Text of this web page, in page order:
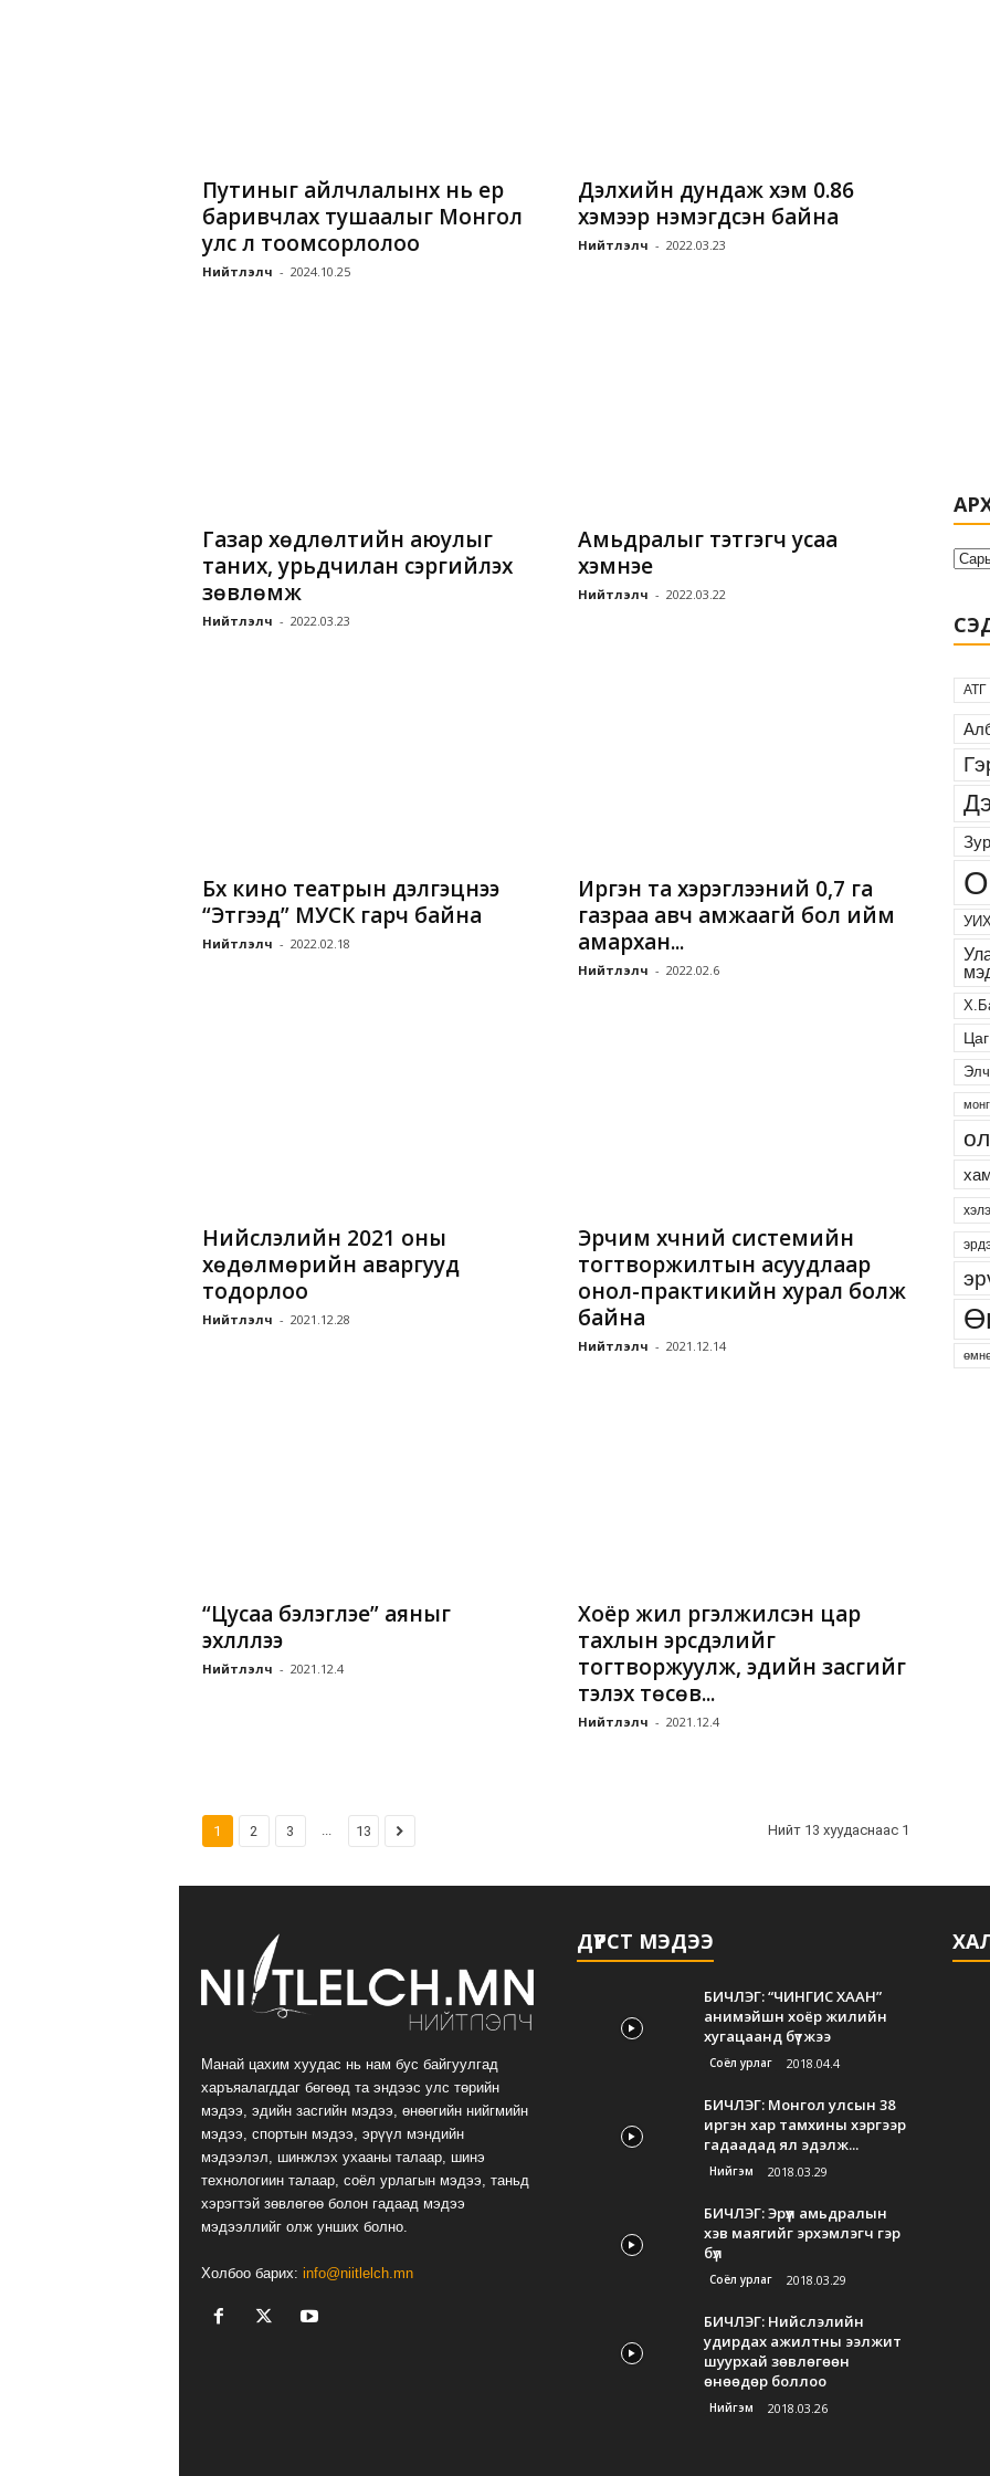
Путиныг айлчлалынх нь үер
баривчлах тушаалыг Монгол
улс үл тоомсорлолоо
Нийтлэлч - 2024.10.25
Дэлхийн дундаж хэм 0.86
хэмээр нэмэгдсэн байна
Нийтлэлч - 2022.03.23
Газар хөдлөлтийн аюулыг
таних, урьдчилан сэргийлэх
зөвлөмж
Нийтлэлч - 2022.03.23
Амьдралыг тэтгэгч усаа
хэмнэе
Нийтлэлч - 2022.03.22
Бүх кино театрын дэлгэцнээ
“Этгээд” МУСК гарч байна
Нийтлэлч - 2022.02.18
Иргэн та хэрэглээний 0,7 га
газраа авч амжаагүй бол ийм
амархан...
Нийтлэлч - 2022.02.6
Нийслэлийн 2021 оны
хөдөлмөрийн аваргууд
тодорлоо
Нийтлэлч - 2021.12.28
Эрчим хүчний системийн
тогтворжилтын асуудлаар
онол-практикийн хурал болж
байна
Нийтлэлч - 2021.12.14
“Цусаа бэлэглэе” аяныг
эхлүүллээ
Нийтлэлч - 2021.12.4
Хоёр жил үргэлжилсэн цар
тахлын эрсдэлийг
тогтворжуулж, эдийн засгийг
тэлэх төсөв...
Нийтлэлч - 2021.12.4
1 2 3 ... 13 Нийт 13 хуудаснаас 1
АТГ
Манай цахим хуудас нь нам бус байгуулгад
харъяалагддаг бөгөөд та эндээс улс төрийн
мэдээ, эдийн засгийн мэдээ, өнөөгийн нийгмийн
мэдээ, спортын мэдээ, эрүүл мэндийн
мэдээлэл, шинжлэх ухааны талаар, шинэ
технологиин талаар, соёл урлагын мэдээ, таньд
хэрэгтэй зөвлөгөө болон гадаад мэдээ
мэдээллийг олж унших болно.
Холбоо барих: info@niitlelch.mn
ДҮРСТ МЭДЭЭ
БИЧЛЭГ: “ЧИНГИС ХААН”
анимэйшн хоёр жилийн
хугацаанд бүтжээ
Соёл урлаг 2018.04.4
БИЧЛЭГ: Монгол улсын 38
иргэн хар тамхины хэргээр
гадаадад ял эдэлж...
Нийгэм 2018.03.29
БИЧЛЭГ: Эрүүл амьдралын
хэв маягийг эрхэмлэгч гэр
бүл
Соёл урлаг 2018.03.29
БИЧЛЭГ: Нийслэлийн
удирдах ажилтны ээлжит
шуурхай зөвлөгөөн
өнөөдөр боллоо
Нийгэм 2018.03.26